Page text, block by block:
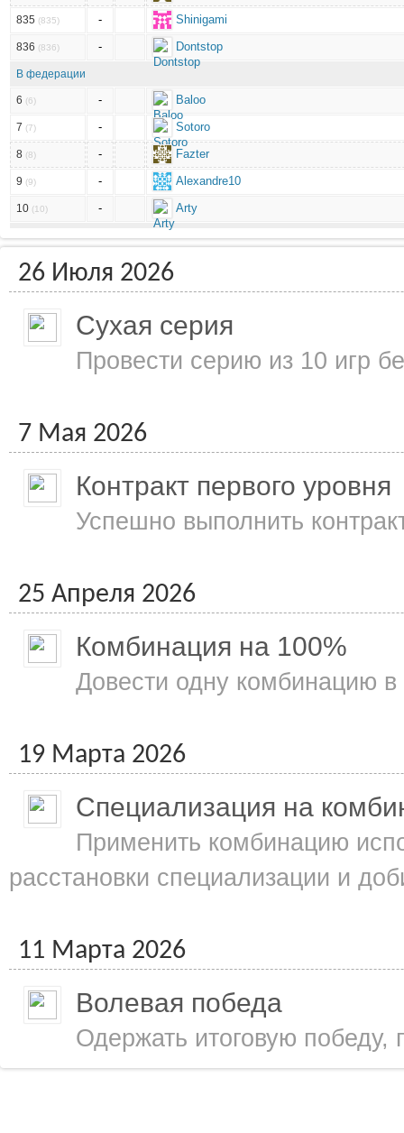
835 (835) - Shinigami
836 (836) - Dontstop
В федерации
6 (6) - Baloo
7 (7) - Sotoro
8 (8) - Fazter
9 (9) - Alexandre10
10 (10) - Arty
26 Июля 2026
Сухая серия
Провести серию из 10 игр
7 Мая 2026
Контракт первого уровня
Успешно выполнить
25 Апреля 2026
Комбинация на 100%
Довести одну комбинацию
19 Марта 2026
Специализация на
Применить комбинацию
расстановки специализации и
11 Марта 2026
Волевая победа
Одержать итоговую победу,